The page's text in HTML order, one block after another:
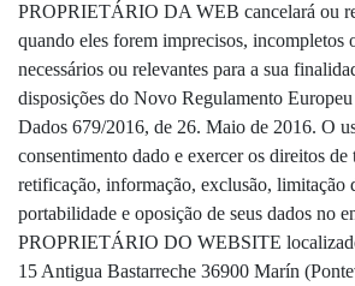
PROPRIETÁRIO DA WEB cancelará ou
quando eles forem imprecisos, incompletos
necessários ou relevantes para a sua
disposições do Novo Regulamento
Dados 679/2016, de 26. Maio de 2016. O
consentimento dado e exercer os direitos de
retificação, informação, exclusão, limitação
portabilidade e oposição de seus dados no
PROPRIETÁRIO DO WEBSITE
15 Antigua Bastarreche 36900 Marín